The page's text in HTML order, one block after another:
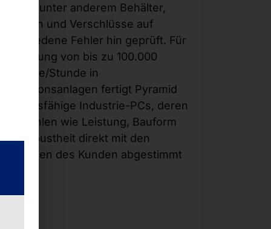
unter anderem Behälter,
und Verschlüsse auf
Fehler hin geprüft. Für
Prüfung von bis zu 100.000
Stunde in
fertigt Pyramid
Industrie-PCs, deren
wie Leistung, Bauform
Robustheit direkt mit den
des Kunden abgestimmt